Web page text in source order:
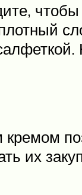
чтобы
их